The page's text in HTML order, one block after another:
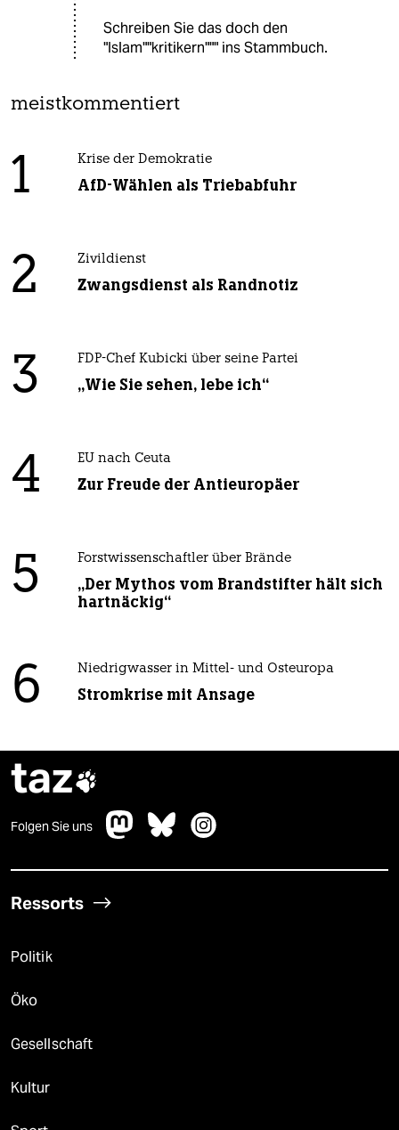
Schreiben Sie das doch den
"Islam""kritikern""" ins Stammbuch.
meistkommentiert
1 Krise der Demokratie
AfD-Wählen als Triebabfuhr
2 Zivildienst
Zwangsdienst als Randnotiz
3 FDP-Chef Kubicki über seine Partei
„Wie Sie sehen, lebe ich“
4 EU nach Ceuta
Zur Freude der Antieuropäer
5 Forstwissenschaftler über Brände
„Der Mythos vom Brandstifter hält sich
hartnäckig“
6 Niedrigwasser in Mittel- und Osteuropa
Stromkrise mit Ansage
taz
Folgen Sie uns
Ressorts
Politik
Öko
Gesellschaft
Kultur